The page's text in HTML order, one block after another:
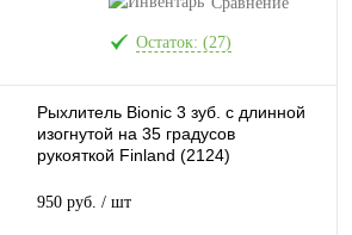
Остаток: (27)
Рыхлитель Bionic 3 зуб. c длинной
изогнутой на 35 градусов
рукояткой Finland (2124)
950 руб. / шт